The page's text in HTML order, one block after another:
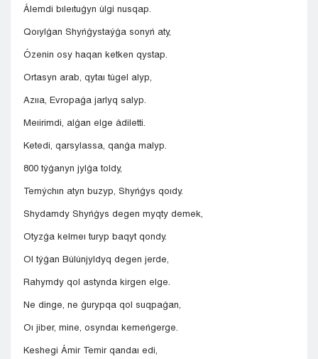
Álemdi bıleıtuǵyn úlgi nusqap.
Qoıylǵan Shyńǵystaýǵa sonyń aty,
Ózenin osy haqan ketken qystap.
Ortasyn arab, qytaı túgel alyp,
Azııa, Evropaǵa jarlyq salyp.
Meıirimdi, alǵan elge ádiletti.
Ketedi, qarsylassa, qanǵa malyp.
800 týǵanyn jylǵa toldy,
Temýchın atyn buzyp, Shyńǵys qoıdy.
Shydamdy Shyńǵys degen myqty demek,
Otyzǵa kelmeı turyp baqyt qondy.
Ol týǵan Búlúnjyldyq degen jerde,
Rahymdy qol astynda kirgen elge.
Ne dinge, ne ǵurypqa qol suqpaǵan,
Oı jiber, mine, osyndaı kemeńgerge.
Keshegi Ámir Temir qandaı edi,